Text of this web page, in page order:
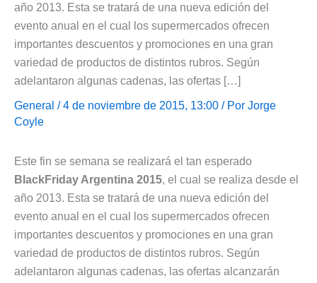
año 2013. Esta se tratará de una nueva edición del
evento anual en el cual los supermercados ofrecen
importantes descuentos y promociones en una gran
variedad de productos de distintos rubros. Según
adelantaron algunas cadenas, las ofertas […]
General / 4 de noviembre de 2015, 13:00 / Por Jorge
Coyle
Este fin se semana se realizará el tan esperado
BlackFriday Argentina 2015, el cual se realiza desde el
año 2013. Esta se tratará de una nueva edición del
evento anual en el cual los supermercados ofrecen
importantes descuentos y promociones en una gran
variedad de productos de distintos rubros. Según
adelantaron algunas cadenas, las ofertas alcanzarán